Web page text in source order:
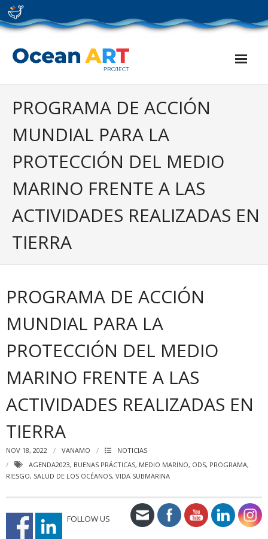
Skip
to
content
PROGRAMA DE ACCIÓN
MUNDIAL PARA LA
PROTECCIÓN DEL MEDIO
MARINO FRENTE A LAS
ACTIVIDADES REALIZADAS EN
TIERRA
PROGRAMA DE ACCIÓN
MUNDIAL PARA LA
PROTECCIÓN DEL MEDIO
MARINO FRENTE A LAS
ACTIVIDADES REALIZADAS EN
TIERRA
NOV 18, 2022 VANAMO
NOTICIAS
AGENDA2023, BUENAS PRÁCTICAS, MEDIO MARINO, ODS, PROGRAMA,
RIESGO, SALUD DE LOS OCÉANOS, VIDA SUBMARINA
FOLLOW US